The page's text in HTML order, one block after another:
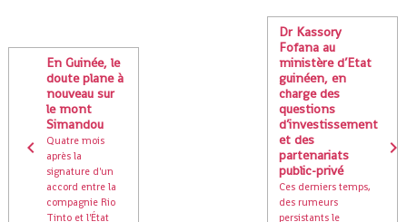
En Guinée, le
doute plane à
nouveau sur
le mont
Simandou
Quatre mois
après la
signature d'un
accord entre la
compagnie Rio
Tinto et l'État
Dr Kassory
Fofana au
ministère d’Etat
guinéen, en
charge des
questions
d’investissement
et des
partenariats
public-privé
Ces derniers temps,
des rumeurs
persistants le